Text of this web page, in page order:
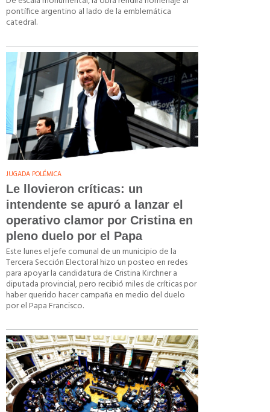
pontífice argentino al lado de la emblemática
catedral.
JUGADA POLÉMICA
Le llovieron críticas: un
intendente se apuró a lanzar el
operativo clamor por Cristina en
pleno duelo por el Papa
Este lunes el jefe comunal de un municipio de la
Tercera Sección Electoral hizo un posteo en redes
para apoyar la candidatura de Cristina Kirchner a
diputada provincial, pero recibió miles de críticas por
haber querido hacer campaña en medio del duelo
por el Papa Francisco.